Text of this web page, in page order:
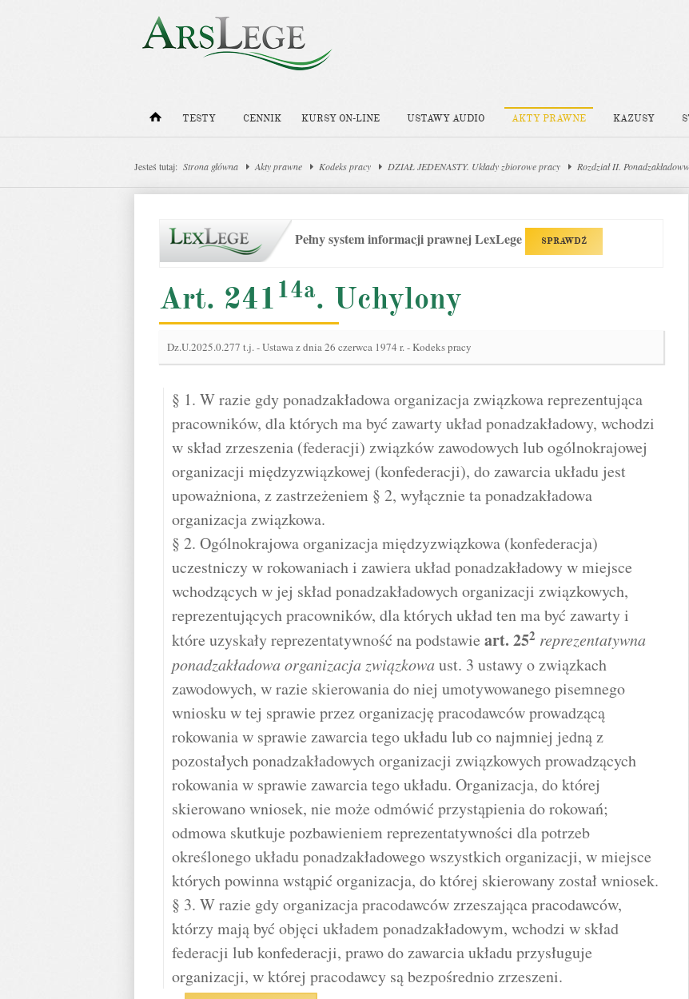
TESTY CENNIK KURSY ON-LINE USTAWY AUDIO AKTY PRAWNE KAZUSY
Jesteś tutaj: Strona główna Akty prawne Kodeks pracy DZIAŁ JEDENASTY. Układy zbiorowe pracy Rozdział II.
Pełny system informacji prawnej LexLege SPRAWDŹ
Art. 241 14a. Uchylony
Dz.U.2025.0.277 t.j.-Ustawa z dnia 26 czerwca 1974 r. - Kodeks pracy
§ 1. W razie gdy ponadzakładowa organizacja związkowa reprezentująca
pracowników, dla których ma być zawarty układ ponadzakładowy, wchodzi
w skład zrzeszenia (federacji) związków zawodowych lub ogólnokrajowej
organizacji międzyzwiązkowej (konfederacji), do zawarcia układu jest
upoważniona, z zastrzeżeniem § 2, wyłącznie ta ponadzakładowa
organizacja związkowa.
§ 2. Ogólnokrajowa organizacja międzyzwiązkowa (konfederacja)
uczestniczy w rokowaniach i zawiera układ ponadzakładowy w miejsce
wchodzących w jej skład ponadzakładowych organizacji związkowych,
reprezentujących pracowników, dla których układ ten ma być zawarty i
które uzyskały reprezentatywność na podstawie art. 252 reprezentatywna
ponadzakładowa organizacja związkowaust. 3 ustawy o związkach
zawodowych, w razie skierowania do niej umotywowanego pisemnego
wniosku w tej sprawie przez organizację pracodawców prowadzącą
rokowania w sprawie zawarcia tego układu lub co najmniej jedną z
pozostałych ponadzakładowych organizacji związkowych prowadzących
rokowania w sprawie zawarcia tego układu. Organizacja, do której
skierowano wniosek, nie może odmówić przystąpienia do rokowań;
odmowa skutkuje pozbawieniem reprezentatywności dla potrzeb
określonego układu ponadzakładowego wszystkich organizacji, w miejsce
których powinna wstąpić organizacja, do której skierowany został wniosek.
§ 3. W razie gdy organizacja pracodawców zrzeszająca pracodawców,
którzy mają być objęci układem ponadzakładowym, wchodzi w skład
federacji lub konfederacji, prawo do zawarcia układu przysługuje
organizacji, w której pracodawcy są bezpośrednio zrzeszeni.